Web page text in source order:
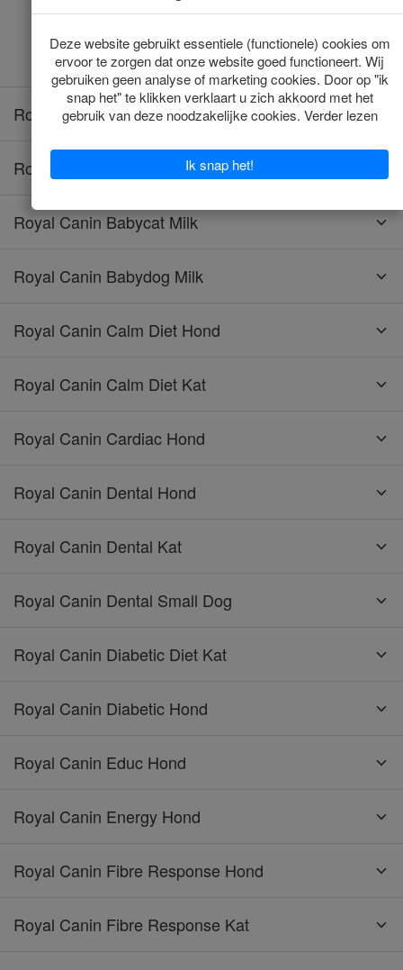
Toevoegen Toevoegen
Royal Canin Anallergenic Hond
Royal Canin Anallergenic Kat
Royal Canin Babycat Milk
Royal Canin Babydog Milk
Royal Canin Calm Diet Hond
Royal Canin Calm Diet Kat
Royal Canin Cardiac Hond
Royal Canin Dental Hond
Royal Canin Dental Kat
Royal Canin Dental Small Dog
Royal Canin Diabetic Diet Kat
Royal Canin Diabetic Hond
Royal Canin Educ Hond
Royal Canin Energy Hond
Royal Canin Fibre Response Hond
Royal Canin Fibre Response Kat